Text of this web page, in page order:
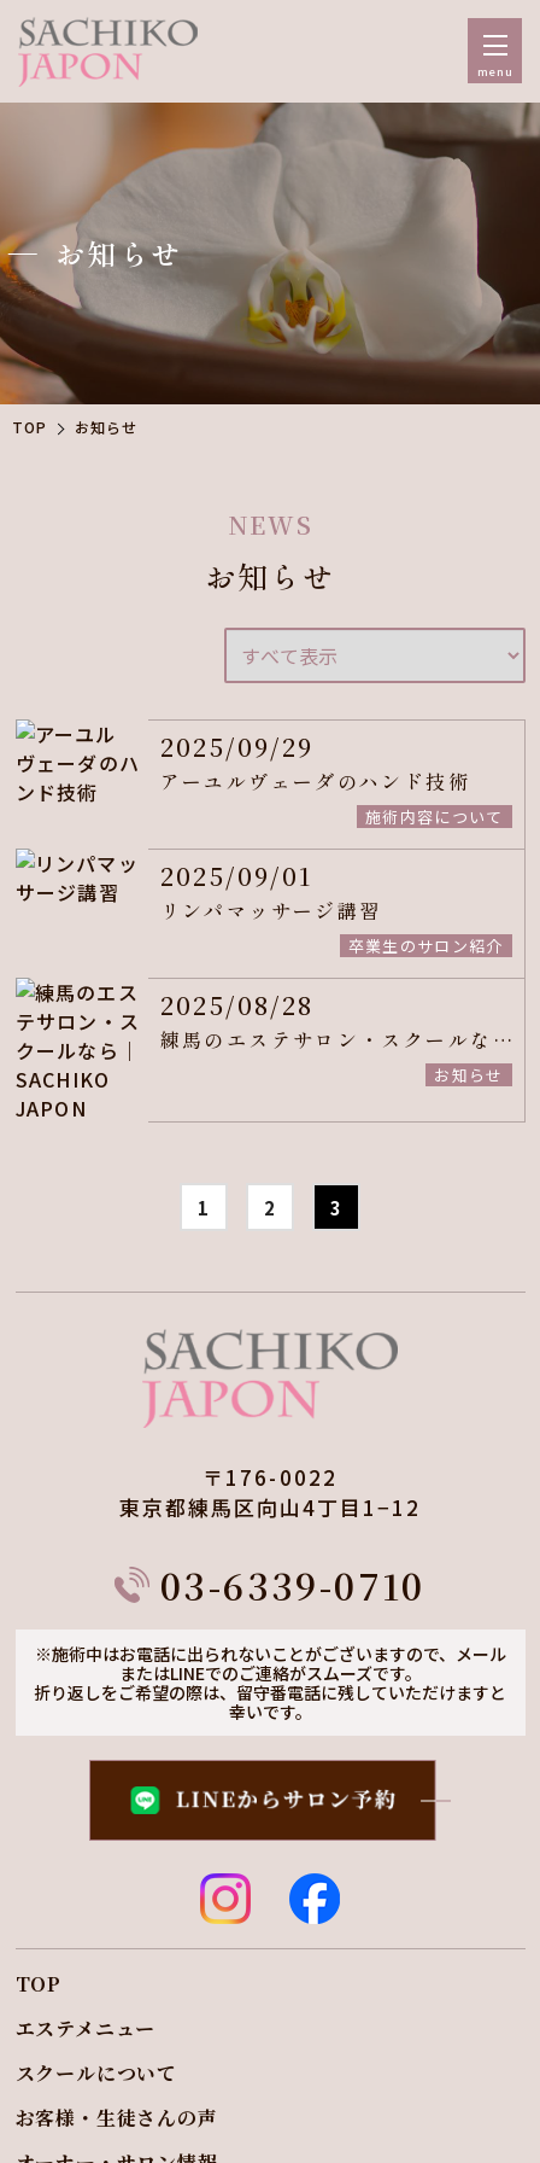
menu
お知らせ
TOP お知らせ
NEWS
お知らせ
2025/09/29
アーユルヴェーダのハンド技術
施術内容について
2025/09/01
リンパマッサージ講習
卒業生のサロン紹介
2025/08/28
練馬のエステサロン・スクールなら｜SACHIKO JAPON
お知らせ
1 2 3
〒176-0022
東京都練馬区向山4丁目1−12
03-6339-0710
※施術中はお電話に出られないことがございますので、 メール
またはLINEでのご連絡がスムーズです。
折り返しをご希望の際は、留守番電話に残していただけますと
幸いです。
TOP
エステメニュー
スクールについて
お客様・生徒さんの声